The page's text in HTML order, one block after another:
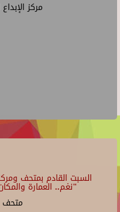
مركز
السبت القادم بمتحف
"نغم.. العمارة